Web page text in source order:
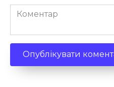
Коментар